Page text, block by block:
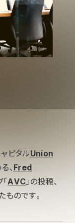
ピタルUnion
、 Fred
AVC 」の投稿、
ものです。